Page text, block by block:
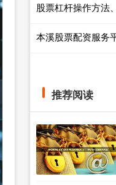
股票杠杆操作方法
本溪股票配资服务
推荐阅读